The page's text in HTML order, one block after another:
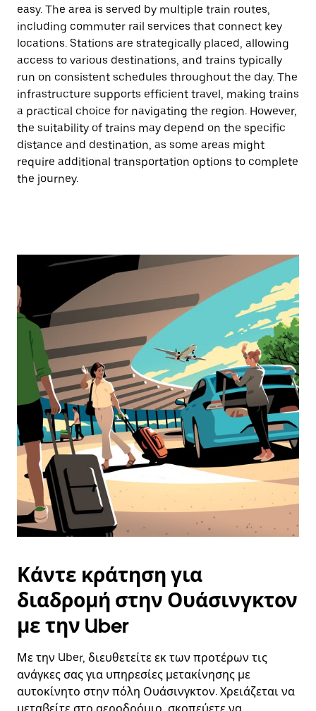
easy. The area is served by multiple train routes,
including commuter rail services that connect key
locations. Stations are strategically placed, allowing
access to various destinations, and trains typically
run on consistent schedules throughout the day. The
infrastructure supports efficient travel, making trains
a practical choice for navigating the region. However,
the suitability of trains may depend on the specific
distance and destination, as some areas might
require additional transportation options to complete
the journey.
Κάντε κράτηση για
διαδρομή στην Ουάσινγκτον
με την Uber
Με την Uber, διευθετείτε εκ των προτέρων τις
ανάγκες σας για υπηρεσίες μετακίνησης με
αυτοκίνητο στην πόλη Ουάσινγκτον. Χρειάζεται να